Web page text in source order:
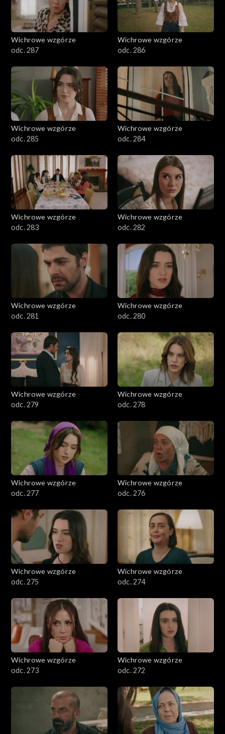
Wichrowe wzgórze
odc. 287
Wichrowe wzgórze
odc. 286
Wichrowe wzgórze
odc. 285
Wichrowe wzgórze
odc. 284
Wichrowe wzgórze
odc. 283
Wichrowe wzgórze
odc. 282
Wichrowe wzgórze
odc. 281
Wichrowe wzgórze
odc. 280
Wichrowe wzgórze
odc. 279
Wichrowe wzgórze
odc. 278
Wichrowe wzgórze
odc. 277
Wichrowe wzgórze
odc. 276
Wichrowe wzgórze
odc. 275
Wichrowe wzgórze
odc. 274
Wichrowe wzgórze
odc. 273
Wichrowe wzgórze
odc. 272